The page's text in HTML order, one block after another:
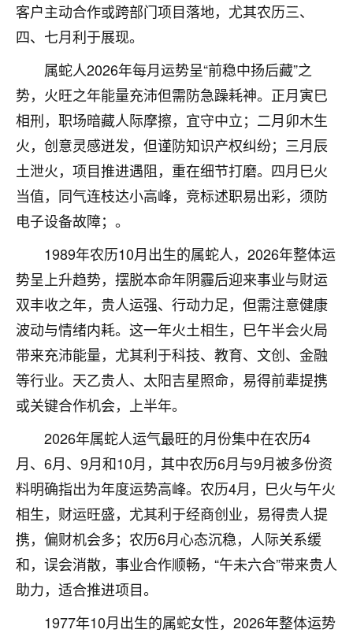
客户主动合作或跨部门项目落地，尤其农历三、
四、七月利于展现。
属蛇人2026年每月运势呈“前稳中扬后藏”之
势，火旺之年能量充沛但需防急躁耗神。正月寅巳
相刑，职场暗藏人际摩擦，宜守中立；二月卯木生
火，创意灵感迸发，但谨防知识产权纠纷；三月辰
土泄火，项目推进遇阻，重在细节打磨。四月巳火
当值，同气连枝达小高峰，竞标述职易出彩，须防
电子设备故障；。
1989年农历10月出生的属蛇人，2026年整体运
势呈上升趋势，摆脱本命年阴霾后迎来事业与财运
双丰收之年，贵人运强、行动力足，但需注意健康
波动与情绪内耗。这一年火土相生，巳午半会火局
带来充沛能量，尤其利于科技、教育、文创、金融
等行业。天乙贵人、太阳吉星照命，易得前辈提携
或关键合作机会，上半年。
2026年属蛇人运气最旺的月份集中在农历4
月、6月、9月和10月，其中农历6月与9月被多份资
料明确指出为年度运势高峰。农历4月，巳火与午火
相生，财运旺盛，尤其利于经商创业，易得贵人提
携，偏财机会多；农历6月心态沉稳，人际关系缓
和，误会消散，事业合作顺畅，“午未六合”带来贵人
助力，适合推进项目。
1977年10月出生的属蛇女性，2026年整体运势
鹿森 ：是的，其实跟老师聊过之后，最大的感
触，首先就是心态会变好，万般皆是命，半点
不由人！
1天前 来自四川 9
金白水清
我也想找老师看看，有没有人给个联系方式的啊？
鹿森：慧来老师微信：gjsy0624
1天前 来自江西
青春168
我也想要，我也想要！
2天前 来自山西 15
Jessica李
老师做不做超度法事？我想给我奶奶做超度，她今年
刚去世了。
七零老顽童 ：我母亲前年离世，刚开始我经常
做梦梦见她，后来也是朋友介绍，找到慧来老
师，安排了超度法事，做梦再也没有梦到过
了，一开始是半信半疑的，图个心安，给亡母
超度，现在看来，人不信也不行。
2天前 来自云南 11
优秀的张同学
老师收徒吗？？我对这些很感兴趣
2天前 来自山西